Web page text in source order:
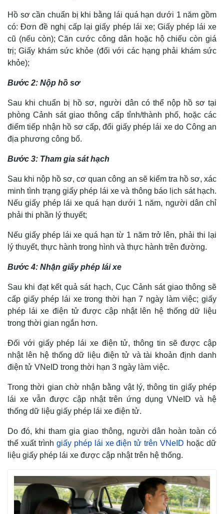
Kinh tế
Bất động sản
Khởi nghiệp
Thị trường
Giá vàng
Chứng khoán
Giá cà phê
Hồ sơ cần chuẩn bị khi bằng lái quá hạn dưới 1 năm gồm
có: Đơn đề nghị cấp lại giấy phép lái xe; Giấy phép lái xe
cũ (nếu còn); Căn cước công dân hoặc hộ chiếu còn giá
trị; Giấy khám sức khỏe (đối với các hạng phải khám sức
khỏe);
Bước 2: Nộp hồ sơ
Sau khi chuẩn bị hồ sơ, người dân có thể nộp hồ sơ tại
phòng Cảnh sát giao thông cấp tỉnh/thành phố, hoặc các
điểm tiếp nhận hồ sơ cấp, đổi giấy phép lái xe do Công an
địa phương công bố.
Bước 3: Tham gia sát hạch
Sau khi nộp hồ sơ, cơ quan công an sẽ kiểm tra hồ sơ, xác
minh tình trạng giấy phép lái xe và thông báo lịch sát hạch.
Nếu giấy phép lái xe quá hạn dưới 1 năm, người dân chỉ
phải thi phần lý thuyết;
Nếu giấy phép lái xe quá hạn từ 1 năm trở lên, phải thi lại
lý thuyết, thực hành trong hình và thực hành trên đường.
Bước 4: Nhận giấy phép lái xe
Sau khi đạt kết quả sát hạch, Cục Cảnh sát giao thông sẽ
cấp giấy phép lái xe trong thời hạn 7 ngày làm việc; giấy
phép lái xe điện tử được cập nhật lên hệ thống dữ liệu
trong thời gian ngắn hơn.
Đối với giấy phép lái xe điện tử, thông tin sẽ được cập
nhật lên hệ thống dữ liệu điện tử và tài khoản định danh
điện tử VNeID trong thời hạn 3 ngày làm việc.
Trong thời gian chờ nhận bằng vật lý, thông tin giấy phép
lái xe vẫn được cập nhật trên ứng dụng VNeID và hệ
thống dữ liệu giấy phép lái xe điện tử.
Do đó, khi tham gia giao thông, người dân hoàn toàn có
thể xuất trình giấy phép lái xe điện tử trên VNeID hoặc dữ
liệu giấy phép lái xe được cập nhật trên hệ thống.